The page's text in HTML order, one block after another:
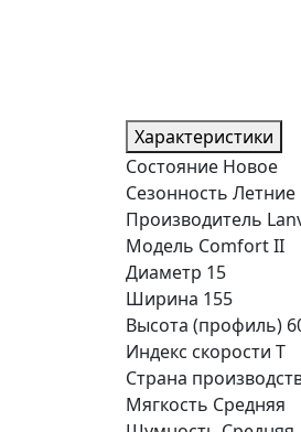
Характеристики
Состояние Новое
Сезонность Летние
Производитель
Модель Comfort II
Диаметр 15
Ширина 155
Высота (профиль)
Индекс скорости T
Страна
Мягкость Средняя